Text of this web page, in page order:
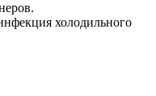
холодильного